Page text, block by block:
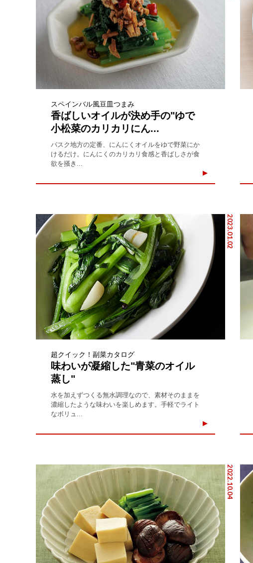
スペインバル風豆皿つまみ
香ばしいオイルが決め手の"ゆで
小松菜のカリカリにん...
バスク地方の定番、にんにくオイルをゆで野菜にか
けるだけ。にんにくのカリカリ食感と香ばしさが食
欲を掻き...
2023.01.02
超クイック！副菜カタログ
味わいが凝縮した"青菜のオイル
蒸し"
水を加えずつくる無水調理なので、素材そのままを
濃縮したような味わいを楽しめます。手軽でライト
なボリュ...
2022.10.04